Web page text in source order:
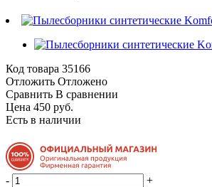
Код товара 35166
Отложить Отложено
Сравнить В сравнении
Цена 450 руб.
Есть в наличии
-
+